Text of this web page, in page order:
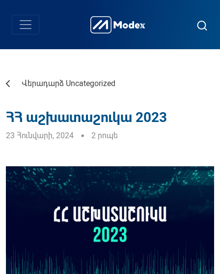
Վերադարձ Uncategorized
ՀՀ աշխատաշուկա 2023
23 Հունվարի, 2024 2 րոպե